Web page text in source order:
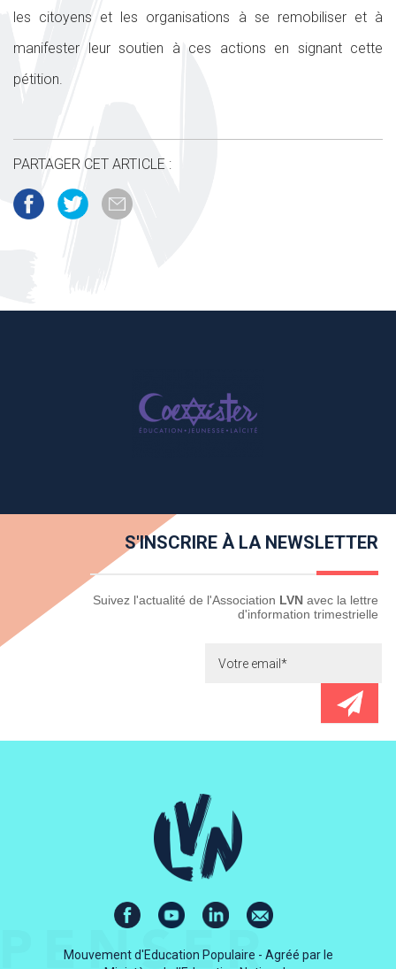
les citoyens et les organisations à se remobiliser et à
manifester leur soutien à ces actions en signant cette
pétition.
PARTAGER CET ARTICLE :
S'INSCRIRE À LA NEWSLETTER
Newsletter Suivez l'actualité de l'Association LVN avec la lettre
d'information trimestrielle
Mouvement d'Education Populaire - Agréé par le